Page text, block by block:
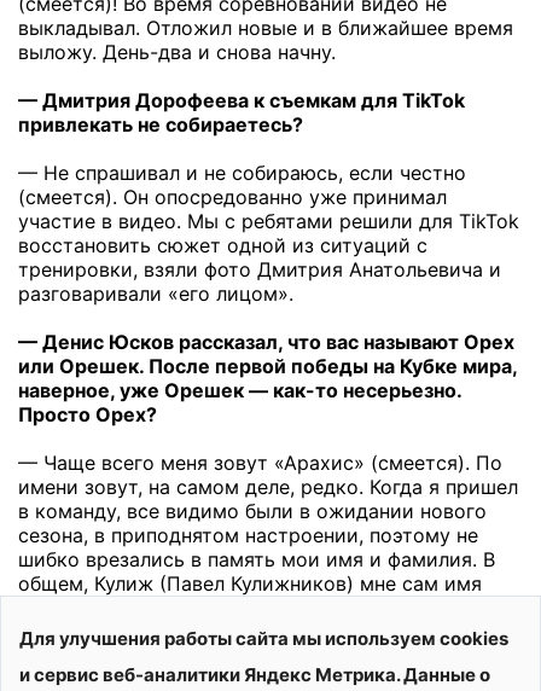
выкладывал. Отложил новые и в ближайшее время
выложу. День-два и снова начну.
— Дмитрия Дорофеева к съемкам для TikTok
привлекать не собираетесь?
— Не спрашивал и не собираюсь, если честно
(смеется). Он опосредованно уже принимал
участие в видео. Мы с ребятами решили для TikTok
восстановить сюжет одной из ситуаций с
тренировки, взяли фото Дмитрия Анатольевича и
разговаривали «его лицом».
— Денис Юсков рассказал, что вас называют Орех
или Орешек. После первой победы на Кубке мира,
наверное, уже Орешек — как-то несерьезно.
Просто Орех?
— Чаще всего меня зовут «Арахис» (смеется). По
имени зовут, на самом деле, редко. Когда я пришел
в команду, все видимо были в ожидании нового
сезона, в приподнятом настроении, поэтому не
шибко врезались в память мои имя и фамилия. В
общем, Кулиж (Павел Кулижников) мне сам имя
— Как?
Для улучшения работы сайта мы используем cookies
и сервис веб-аналитики Яндекс Метрика. Данные о